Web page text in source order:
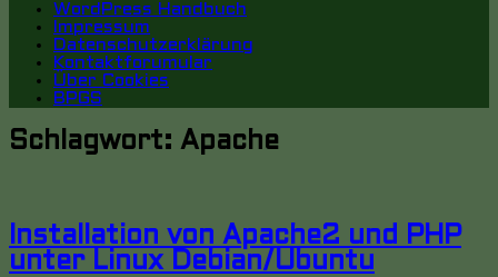
WordPress Handbuch
Impressum
Datenschutzerklärung
Kontaktforumular
Über Cookies
BPGS
Schlagwort: Apache
Installation von Apache2 und PHP
unter Linux Debian/Ubuntu